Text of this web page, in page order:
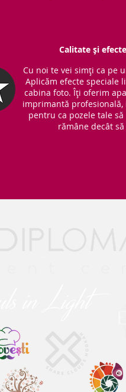
Calitate și
Cu noi te vei simți ca pe
Aplicăm efecte speciale
cabina foto. Îți oferim
imprimantă
pentru ca pozele tale
rămâne decât